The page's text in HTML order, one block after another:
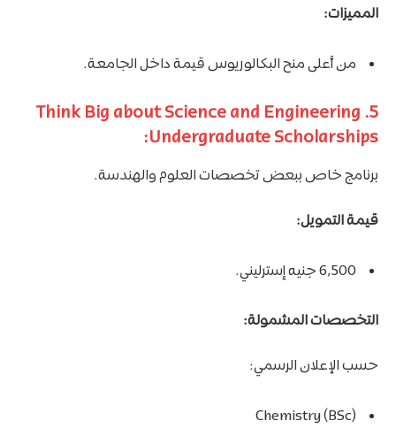
المميزات:
من أعلى منح البكالوريوس قيمة داخل الجامعة.
5. Think Big about Science and Engineering
Undergraduate Scholarships:
برنامج خاص ببعض تخصصات العلوم والهندسة.
قيمة التمويل:
6,500 جنيه إسترليني.
التخصصات المشمولة:
حسب الإعلان الرسمي:
Chemistry (BSc)